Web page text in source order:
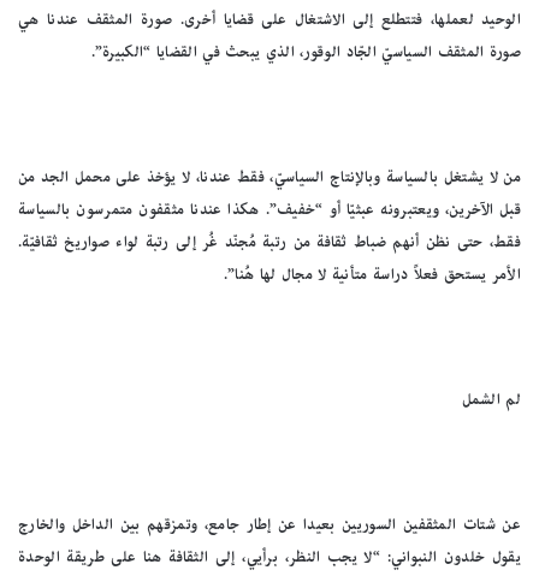
الوحيد لعملها، فتتطلع إلى الاشتغال على قضايا أخرى. صورة المثقف عندنا هي
صورة المثقف السياسيّ الجّاد الوقور، الذي يبحث في القضايا “الكبيرة”.
من لا يشتغل بالسياسة وبالإنتاج السياسيّ، فقط عندنا، لا يؤخذ على محمل الجد من
قبل الآخرين، ويعتبرونه عبثيّا أو “خفيف”. هكذا عندنا مثقفون متمرسون بالسياسة
فقط، حتى نظن أنهم ضباط ثقافة من رتبة مُجنّد غُر إلى رتبة لواء صواريخ ثقافيّة.
الأمر يستحق فعلاً دراسة متأنية لا مجال لها هُنا”.
لم الشمل
عن شتات المثقفين السوريين بعيدا عن إطار جامع، وتمزقهم بين الداخل والخارج
يقول خلدون النبواني: “لا يجب النظر، برأيي، إلى الثقافة هنا على طريقة الوحدة